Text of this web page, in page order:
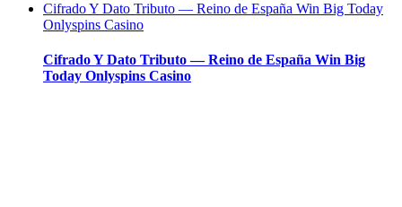
Cifrado Y Dato Tributo — Reino de España Win Big Today
Onlyspins Casino
Cifrado Y Dato Tributo — Reino de España Win Big
Today Onlyspins Casino